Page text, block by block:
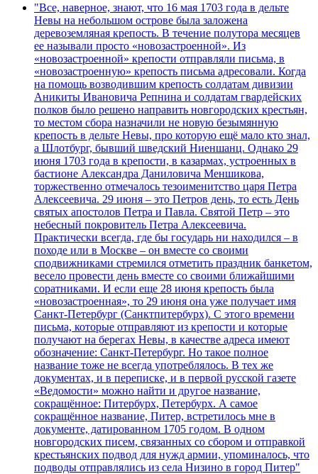
"Все, наверное, знают, что 16 мая 1703 года в дельте
Невы на небольшом острове была заложена
деревоземляная крепость. В течение полутора месяцев
ее называли просто «новозастроенной». Из
«новозастроенной» крепости отправляли письма, в
«новозастроенную» крепость письма адресовали. Когда
на помощь возводившим крепость солдатам дивизии
Аникиты Ивановича Репнина и солдатам гвардейских
полков было решено направить новгородских крестьян,
то местом сбора назначили не новую безымянную
крепость в дельте Невы, про которую ещё мало кто знал,
а Шлотбург, бывший шведский Ниеншанц. Однако 29
июня 1703 года в крепости, в казармах, устроенных в
бастионе Александра Даниловича Меншикова,
торжественно отмечалось тезоименитство царя Петра
Алексеевича. 29 июня – это Петров день, то есть День
святых апостолов Петра и Павла. Святой Петр – это
небесный покровитель Петра Алексеевича.
Практически всегда, где бы государь ни находился – в
походе или в Москве – он вместе со своими
сподвижниками стремился отметить праздник банкетом,
весело провести день вместе со своими ближайшими
соратниками. И если еще 28 июня крепость была
«новозастроенная», то 29 июня она уже получает имя
Санкт-Петербург (Санктпитербурх). С этого времени
письма, которые отправляют из крепости и которые
получают на берегах Невы, в качестве адреса имеют
обозначение: Санкт-Петербург. Но такое полное
название тоже не всегда употреблялось. В тех же
документах, и в переписке, и в первой русской газете
«Ведомости» можно найти и другое название,
сокращённое: Питербурх, Петербурх. А самое
сокращённое название, Питер, встретилось мне в
документе, датированном 1705 годом. В одном
новгородских писем, связанных со сбором и отправкой
крестьянских подвод для нужд армии, упоминалось, что
подводы отправлялись из села Низино в город Питер"